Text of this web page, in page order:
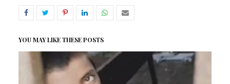
YOU MAY LIKE THESE POSTS